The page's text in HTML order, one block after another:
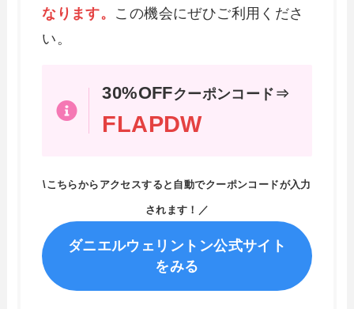
なります。 この機会にぜひご利用くださ
い。
30%OFFクーポンコード⇒
FLAPDW
\こちらからアクセスすると自動でクーポンコードが入力
されます！／
ダニエルウェリントン公式サイト
をみる